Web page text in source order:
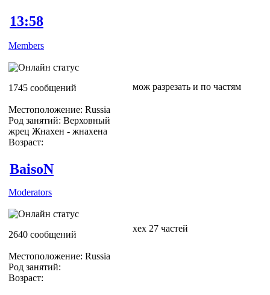
13:58
Members
1745 сообщений
Местоположение: Russia
Род занятий: Верховный
жрец Жнахен - жнахена
Возраст:
мож разрезать и по частям
BaisoN
Moderators
2640 сообщений
Местоположение: Russia
Род занятий:
Возраст:
хех 27 частей